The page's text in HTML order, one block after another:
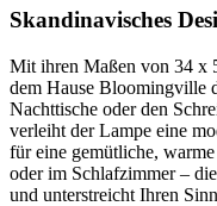
Skandinavisches
Mit ihren Maßen von 34 x
dem Hause Bloomingville
Nachttische oder den
verleiht der Lampe eine
für eine gemütliche,
oder im Schlafzimmer –
und unterstreicht Ihren